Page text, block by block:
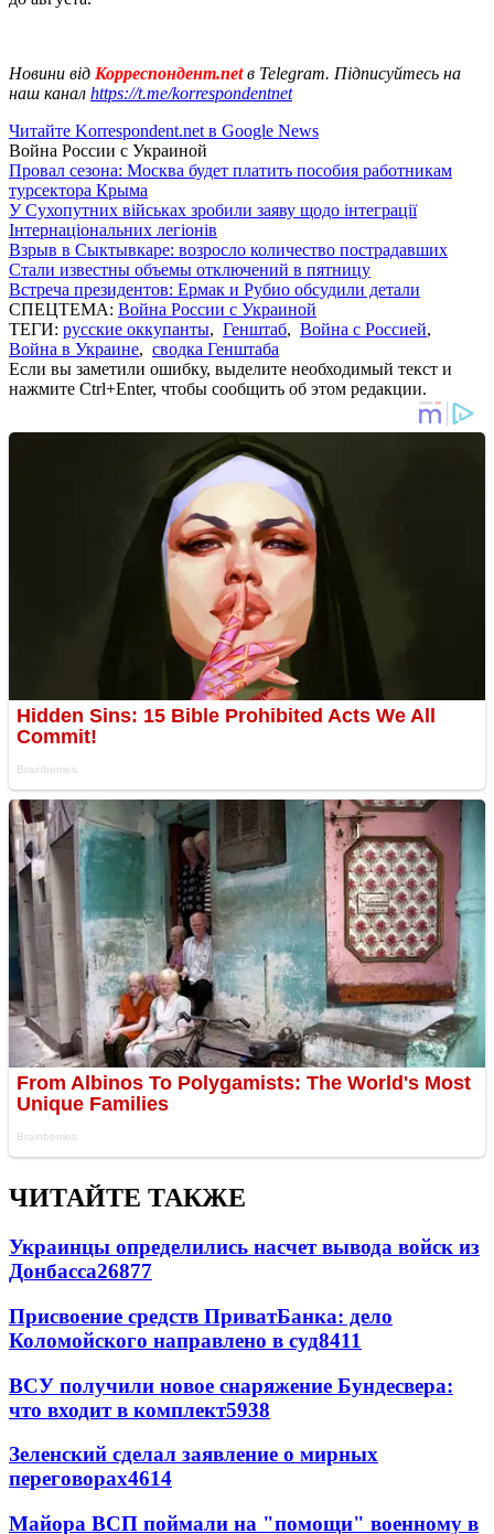
Новини від Корреспондент.netв Telegram. Підписуйтесь на
наш канал https://t.me/korrespondentnet
Читайте Korrespondent.net в Google News
Война России с Украиной
Провал сезона: Москва будет платить пособия работникам
турсектора Крыма
У Сухопутних військах зробили заяву щодо інтеграції
Інтернаціональних легіонів
Взрыв в Сыктывкаре: возросло количество пострадавших
Стали известны объемы отключений в пятницу
Встреча президентов: Ермак и Рубио обсудили детали
СПЕЦТЕМА: Война России с Украиной
ТЕГИ: русские оккупанты, Генштаб, Война с Россией,
Война в Украине, сводка Генштаба
Если вы заметили ошибку, выделите необходимый текст и
нажмите Ctrl+Enter, чтобы сообщить об этом редакции.
ЧИТАЙТЕ ТАКЖЕ
Украинцы определились насчет вывода войск из
Донбасса26877
Присвоение средств ПриватБанка: дело
Коломойского направлено в суд8411
ВСУ получили новое снаряжение Бундесвера:
что входит в комплект5938
Зеленский сделал заявление о мирных
переговорах4614
Майора ВСП поймали на "помощи" военному в